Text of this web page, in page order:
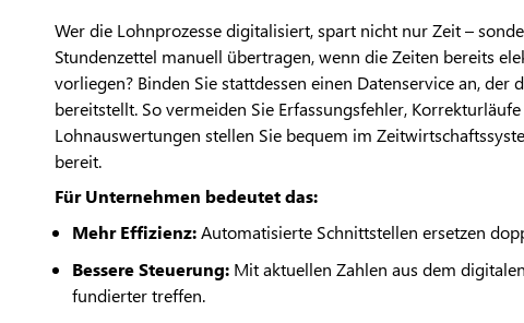
Wer die Lohnprozesse digitalisiert, spart nicht nur Zeit –
Stundenzettel manuell übertragen, wenn die Zeiten bereits
vorliegen? Binden Sie stattdessen einen Datenservice an,
bereitstellt. So vermeiden Sie Erfassungsfehler,
Lohnauswertungen stellen Sie bequem im
bereit.
Für Unternehmen bedeutet das:
Mehr Effizienz:Automatisierte Schnittstellen ersetzen
Bessere Steuerung: Mit aktuellen Zahlen aus dem
fundierter treffen.